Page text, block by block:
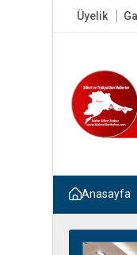
Üyelik
Anasayfa